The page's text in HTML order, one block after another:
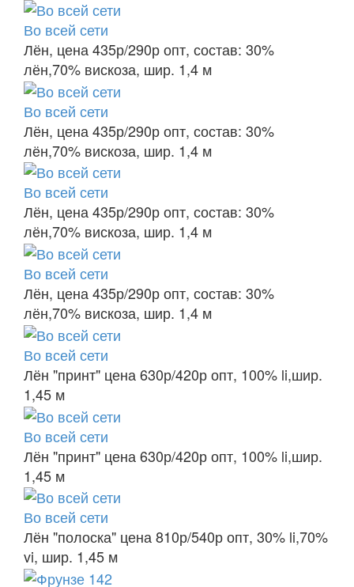
Во всей сети
Лён, цена 435р/290р опт, состав: 30%
лён,70% вискоза, шир. 1,4 м
Во всей сети
Лён, цена 435р/290р опт, состав: 30%
лён,70% вискоза, шир. 1,4 м
Во всей сети
Лён, цена 435р/290р опт, состав: 30%
лён,70% вискоза, шир. 1,4 м
Во всей сети
Лён, цена 435р/290р опт, состав: 30%
лён,70% вискоза, шир. 1,4 м
Во всей сети
Лён "принт" цена 630р/420р опт, 100% li,шир.
1,45 м
Во всей сети
Лён "принт" цена 630р/420р опт, 100% li,шир.
1,45 м
Во всей сети
Лён "полоска" цена 810р/540р опт, 30% li,70%
vi, шир. 1,45 м